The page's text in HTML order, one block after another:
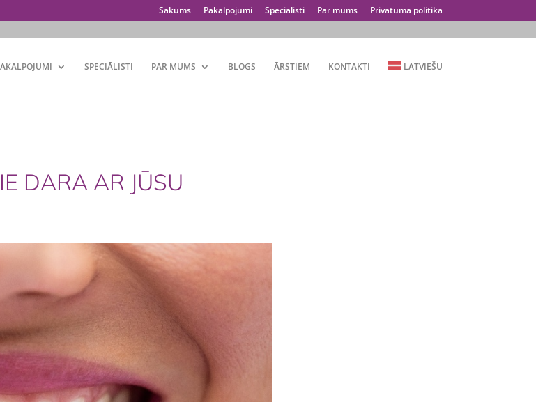
Sākums Pakalpojumi Speciālisti Par mums Privātuma politika
SPECIĀLISTI PAR MUMS BLOGS ĀRSTIEM KONTAKTI LATVIEŠU
DARA AR JŪSU